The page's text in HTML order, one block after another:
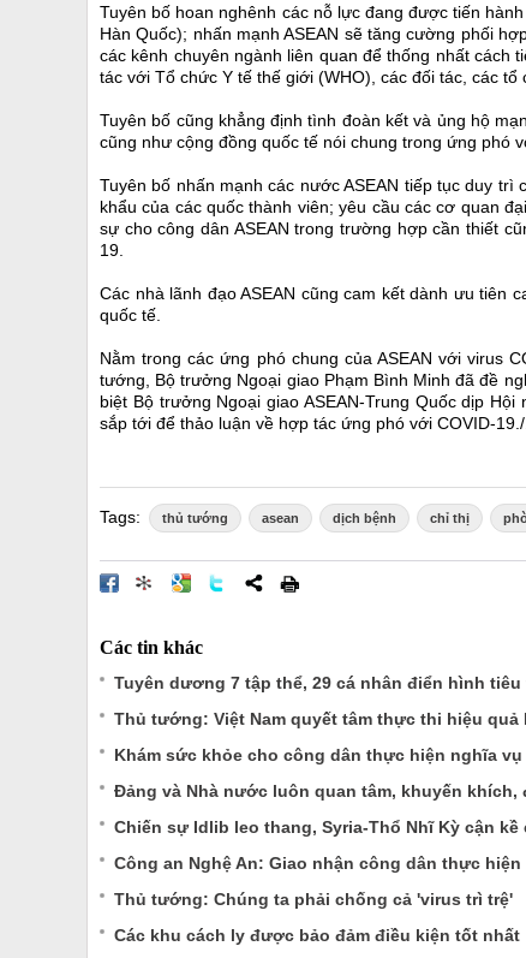
Tuyên bố hoan nghênh các nỗ lực đang được tiến
Hàn Quốc); nhấn mạnh ASEAN sẽ tăng cường phối
các kênh chuyên ngành liên quan để thống nhất cách
tác với Tổ chức Y tế thế giới (WHO), các đối tác, các
Tuyên bố cũng khẳng định tình đoàn kết và ủng hộ
cũng như cộng đồng quốc tế nói chung trong ứng phó
Tuyên bố nhấn mạnh các nước ASEAN tiếp tục duy
khẩu của các quốc thành viên; yêu cầu các cơ quan
sự cho công dân ASEAN trong trường hợp cần thiết
19.
Các nhà lãnh đạo ASEAN cũng cam kết dành ưu tiên
quốc tế.
Nằm trong các ứng phó chung của ASEAN với virus
tướng, Bộ trưởng Ngoại giao Phạm Bình Minh đã đề
biệt Bộ trưởng Ngoại giao ASEAN-Trung Quốc dịp
sắp tới để thảo luận về hợp tác ứng phó với COVID-19./.
Tags: thủ tướng asean dịch bệnh chỉ thị
Các tin khác
Tuyên dương 7 tập thể, 29 cá nhân điển hình
Thủ tướng: Việt Nam quyết tâm thực thi hiệu quả
Khám sức khỏe cho công dân thực hiện nghĩa vụ
Đảng và Nhà nước luôn quan tâm, khuyến
Chiến sự Idlib leo thang, Syria-Thổ Nhĩ Kỳ cận
Công an Nghệ An: Giao nhận công dân thực hiện
Thủ tướng: Chúng ta phải chống cả 'virus trì trệ'
Các khu cách ly được bảo đảm điều kiện tốt nhất